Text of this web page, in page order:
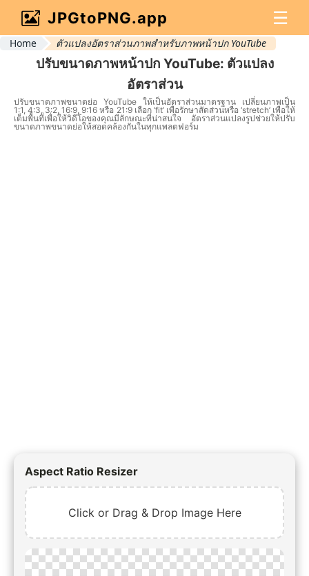
JPGtoPNG.app ☰
Home ตัวแปลงอัตราส่วนภาพสำหรับภาพหน้าปก YouTube
ปรับขนาดภาพหน้าปก YouTube: ตัวแปลง
อัตราส่วน
ปรับขนาดภาพขนาดย่อ YouTube ให้เป็นอัตราส่วนมาตรฐาน เปลี่ยนภาพเป็น
1:1, 4:3, 3:2, 16:9, 9:16 หรือ 21:9 เลือก ‘fit’ เพื่อรักษาสัดส่วนหรือ ‘stretch’ เพื่อให้
เต็มพื้นที่เพื่อให้วิดีโอของคุณมีลักษณะที่น่าสนใจ อัตราส่วนแปลงรูปช่วยให้ปรับ
ขนาดภาพขนาดย่อให้สอดคล้องกันในทุกแพลตฟอร์ม
Aspect Ratio Resizer
Click or Drag & Drop Image Here